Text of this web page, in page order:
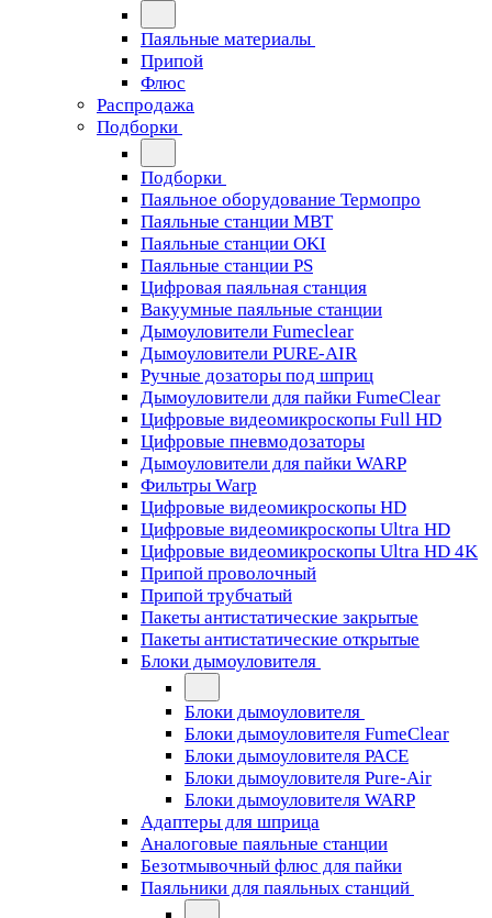
Паяльные материалы
Припой
Флюс
Распродажа
Подборки
Подборки
Паяльное оборудование Термопро
Паяльные станции MBT
Паяльные станции OKI
Паяльные станции PS
Цифровая паяльная станция
Вакуумные паяльные станции
Дымоуловители Fumeclear
Дымоуловители PURE-AIR
Ручные дозаторы под шприц
Дымоуловители для пайки FumeClear
Цифровые видеомикроскопы Full HD
Цифровые пневмодозаторы
Дымоуловители для пайки WARP
Фильтры Warp
Цифровые видеомикроскопы HD
Цифровые видеомикроскопы Ultra HD
Цифровые видеомикроскопы Ultra HD 4K
Припой проволочный
Припой трубчатый
Пакеты антистатические закрытые
Пакеты антистатические открытые
Блоки дымоуловителя
Блоки дымоуловителя
Блоки дымоуловителя FumeClear
Блоки дымоуловителя PACE
Блоки дымоуловителя Pure-Air
Блоки дымоуловителя WARP
Адаптеры для шприца
Аналоговые паяльные станции
Безотмывочный флюс для пайки
Паяльники для паяльных станций